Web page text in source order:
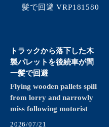
トラックから落下した木
製パレットを後続車が間
一髪で回避
Flying wooden pallets spill
from lorry and narrowly
miss following motorist
2026/07/21